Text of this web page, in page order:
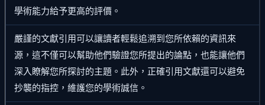
學術能力給予更高的評價。
嚴謹的文獻引用可以讓讀者輕鬆追溯到您所依賴的資訊來
源，這不僅可以幫助他們驗證您所提出的論點，也能讓他們
深入瞭解您所探討的主題。此外，正確引用文獻還可以避免
抄襲的指控，維護您的學術誠信。